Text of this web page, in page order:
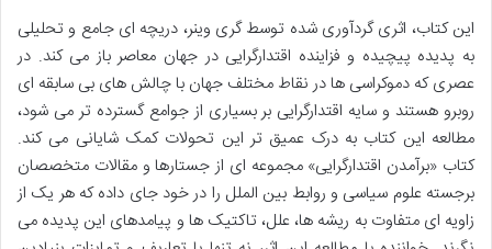
این کتاب، اثری گردآوری شده توسط گری وینر، دریچه ای جامع و تحلیلی
به پدیده پیچیده و فزاینده اقتدارگرایی در جهان معاصر باز می کند. در
عصری که دموکراسی ها در نقاط مختلف جهان با چالش های بی سابقه ای
روبرو هستند و سایه اقتدارگرایی بر بسیاری از جوامع گسترده تر می شود،
مطالعه این کتاب به درک عمیق تر این تحولات کمک شایانی می کند.
کتاب «برآمدن اقتدارگرایی» مجموعه ای از جستارها و مقالات متخصصان
برجسته علوم سیاسی و روابط بین الملل را در خود جای داده که هر یک از
زاویه ای متفاوت به ریشه ها، علل، تاکتیک ها و پیامدهای این پدیده می